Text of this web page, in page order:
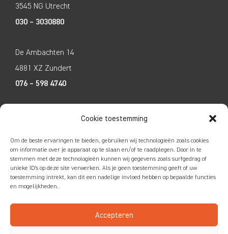
Cookie toestemming
Om de beste ervaringen te bieden, gebruiken wij technologieën zoals cookies
om informatie over je apparaat op te slaan en/of te raadplegen. Door in te
stemmen met deze technologieën kunnen wij gegevens zoals surfgedrag of
unieke ID's op deze site verwerken. Als je geen toestemming geeft of uw
toestemming intrekt, kan dit een nadelige invloed hebben op bepaalde functies
en mogelijkheden.
Accepteren
3545 NG Utrecht
030 – 3030880
De Ambachten 14
4881 XZ Zundert
076 – 598 4740
6365 ET Schinnen
046 – 4752585